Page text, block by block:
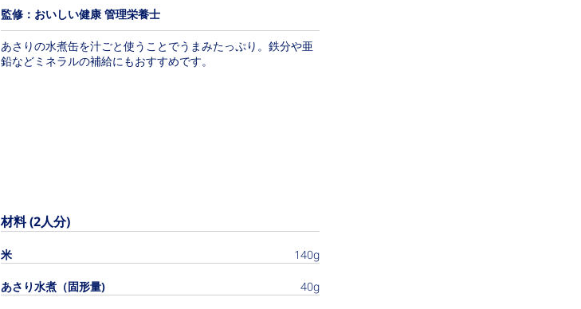
監修：おいしい健康 管理栄養士
あさりの水煮缶を汁ごと使うことでうまみたっぷり。鉄分や亜
鉛などミネラルの補給にもおすすめです。
材料 (2人分)
米
140g
あさり水煮（固形量)
40g